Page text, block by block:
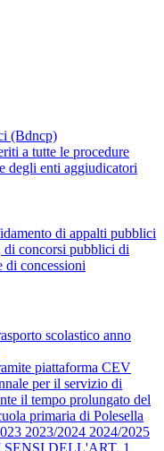
(Bdncp)
a tutte le procedure
degli enti aggiudicatori
di appalti pubblici
di concorsi pubblici di
di concessioni
scolastico anno
piattaforma CEV
per il servizio di
il tempo prolungato del
primaria di Polesella
2023/2024 2024/2025
DELL'ART. 1